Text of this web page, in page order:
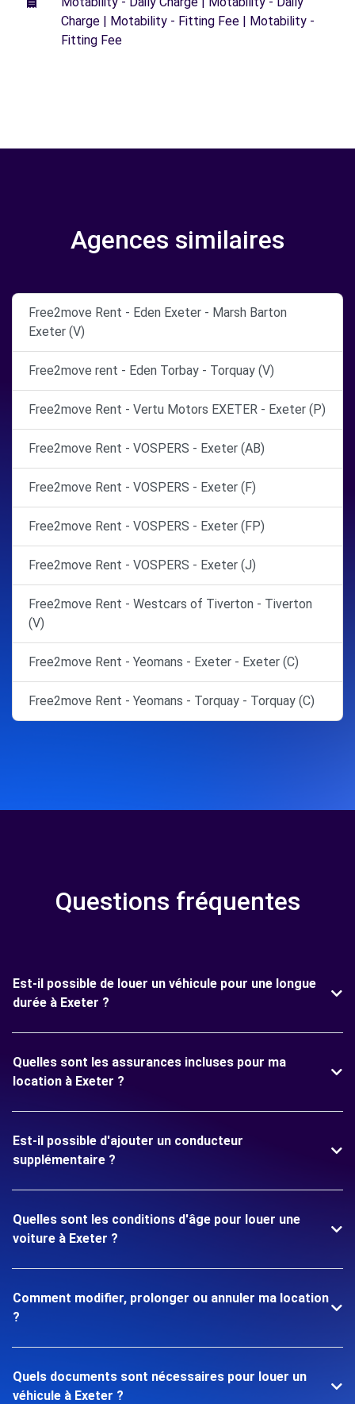
Charge | Motability - Fitting Fee | Motability -
Fitting Fee
Agences similaires
Free2move Rent - Eden Exeter - Marsh Barton
Exeter (V)
Free2move rent - Eden Torbay - Torquay (V)
Free2move Rent - Vertu Motors EXETER - Exeter (P)
Free2move Rent - VOSPERS - Exeter (AB)
Free2move Rent - VOSPERS - Exeter (F)
Free2move Rent - VOSPERS - Exeter (FP)
Free2move Rent - VOSPERS - Exeter (J)
Free2move Rent - Westcars of Tiverton - Tiverton
(V)
Free2move Rent - Yeomans - Exeter - Exeter (C)
Free2move Rent - Yeomans - Torquay - Torquay (C)
Questions fréquentes
Est-il possible de louer un véhicule pour une longue
durée à Exeter ?
Quelles sont les assurances incluses pour ma
location à Exeter ?
Est-il possible d'ajouter un conducteur
supplémentaire ?
Quelles sont les conditions d'âge pour louer une
voiture à Exeter ?
Comment modifier, prolonger ou annuler ma location
?
Quels documents sont nécessaires pour louer un
véhicule à Exeter ?